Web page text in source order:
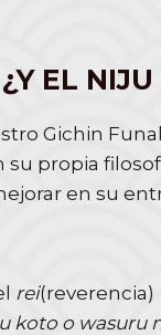
EL NIJU
Gichin
propia
en su
rei(reverencia)
koto o wasuru